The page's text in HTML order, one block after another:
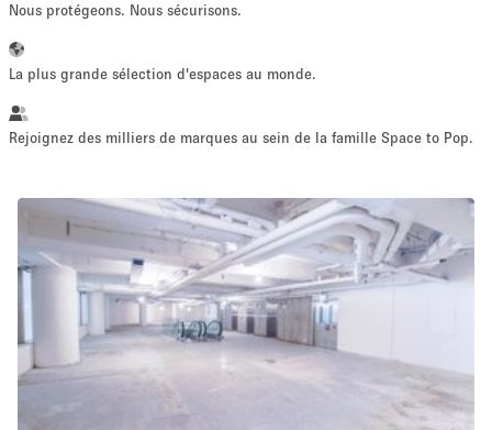
~ 13 personnes
Vente au
détail
Showroom Événement Art Alimentation
photo
Conférence Réunion Bureaux
Nous protégeons. Nous sécurisons.
La plus grande sélection d'espaces au monde.
Rejoignez des milliers de marques au sein de la famille Space to Pop.